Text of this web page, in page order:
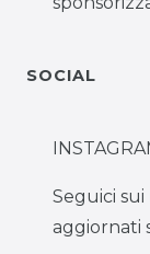
SOCIAL
Seguici
aggiornati